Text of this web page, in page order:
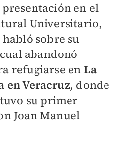
en el
Universitario,
sobre su
abandonó
refugiarse en La
en Veracruz, donde
su primer
Joan Manuel